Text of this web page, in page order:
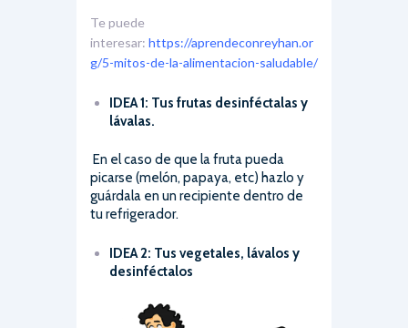
Te puede
interesar: https://aprendeconreyhan.or
g/5-mitos-de-la-alimentacion-saludable/
IDEA 1: Tus frutas desinféctalas y
lávalas.
En el caso de que la fruta pueda
picarse (melón, papaya, etc) hazlo y
guárdala en un recipiente dentro de
tu refrigerador.
IDEA 2: Tus vegetales, lávalos y
desinféctalos